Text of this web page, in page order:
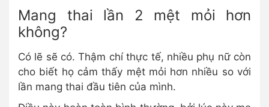
Mang thai lần 2 mệt mỏi hơn
không?
Có lẽ sẽ có. Thậm chí thực tế, nhiều phụ nữ còn
cho biết họ cảm thấy mệt mỏi hơn nhiều so với
lần mang thai đầu tiên của mình.